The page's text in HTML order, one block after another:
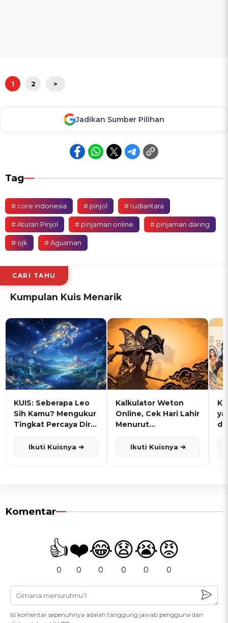
1 2 >
Jadikan Sumber Pilihan
Tag
# core indonesia # pinjol # rudiantara
# Aturan Pinjol # pinjaman online # pinjaman daring
# ojk # Agusman
CARI TAHU
Kumpulan Kuis Menarik
KUIS: Seberapa Leo
Sih Kamu? Mengukur
Tingkat Percaya Diri
Ikuti Kuisnya ➔
Kalkulator Weton
Online, Cek Hari Lahir
Menurut
Ikuti Kuisnya ➔
Komentar
👍
0
❤️
0
😂
0
😧
0
😭
0
😡
0
Isi komentar sepenuhnya adalah tanggung jawab pengguna dan